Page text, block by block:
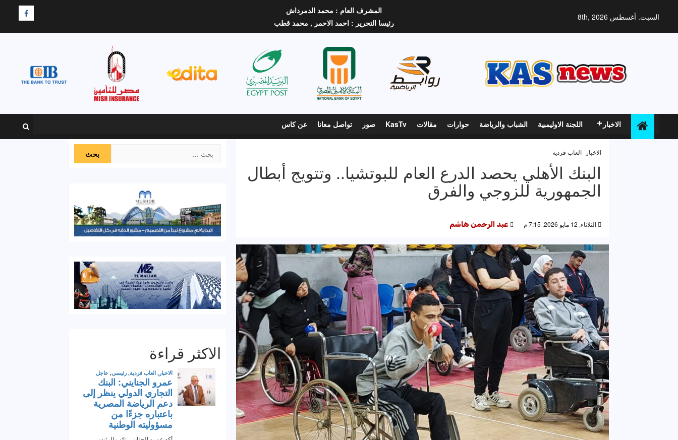
السبت. أغسطس 8th, 2026
المشرف العام : محمد الدمرداش
رئيسا التحرير : احمد الاحمر , محمد قطب
F
الاخبار اللجنة الاوليمبية الشباب والرياضة حوارات مقالات KasTv صور تواصل معانا عن كاس
الاخبار العاب فردية
البنك الأهلي يحصد الدرع العام للبوتشيا.. وتتويج أبطال
الجمهورية للزوجي والفرق
الثلاثاء, 12 مايو 2026, 7:15 م عبد الرحمن هاشم
عن:
الاكثر قراءة